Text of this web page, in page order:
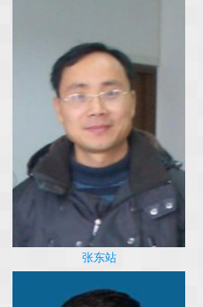
张东站